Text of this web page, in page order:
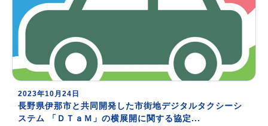
2023年10月24日
長野県伊那市と共同開発した市街地デジタルタクシーシ
ステム 「ＤＴａＭ」の横展開に関する協定...